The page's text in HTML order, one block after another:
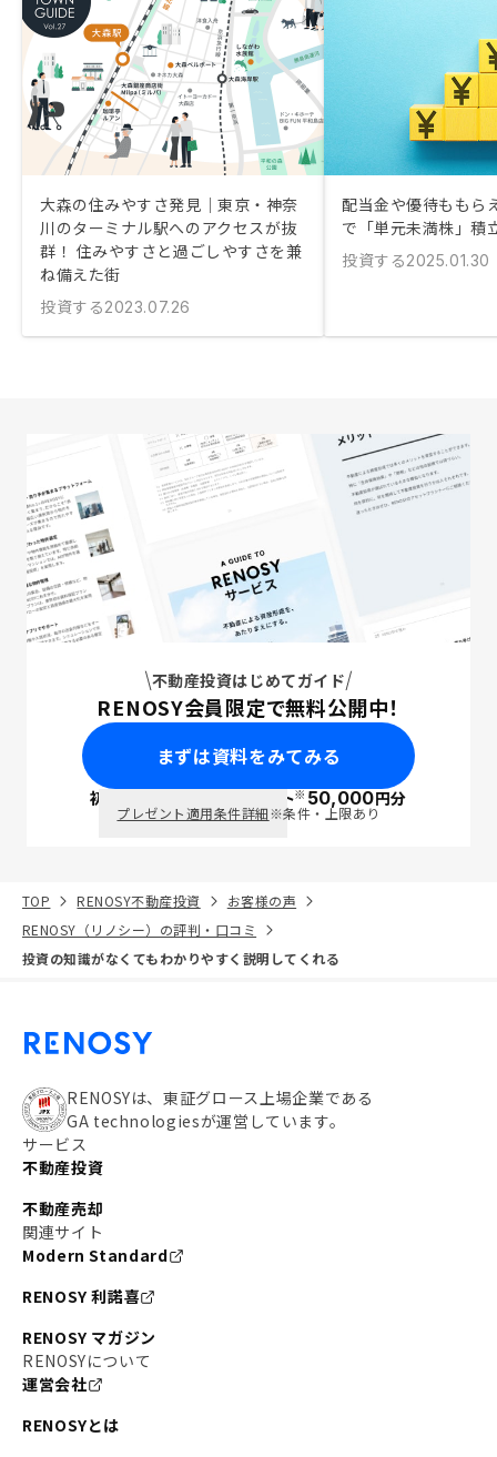
大森の住みやすさ発見｜東京・神奈
川のターミナル駅へのアクセスが抜
群！ 住みやすさと過ごしやすさを兼
ね備えた街
投資する2023.07.26
配当金や優待ももら
で「単元未満株」積
投資する2025.01.30
不動産投資はじめてガイド
RENOSY会員限定で無料公開中！
まずは資料をみてみる
初回面談で ポイント※50,000円分
プレゼント適用条件詳細※条件・上限あり
TOP RENOSY不動産投資
お客様の声
RENOSY（リノシー）の評判・口コミ
投資の知識がなくてもわかりやすく説明してくれる
RENOSYは、東証グロース上場企業である
GA technologiesが運営しています。
サービス
不動産投資
不動産売却
関連サイト
Modern Standard
RENOSY 利諾喜
RENOSY マガジン
RENOSYについて
運営会社
RENOSYとは